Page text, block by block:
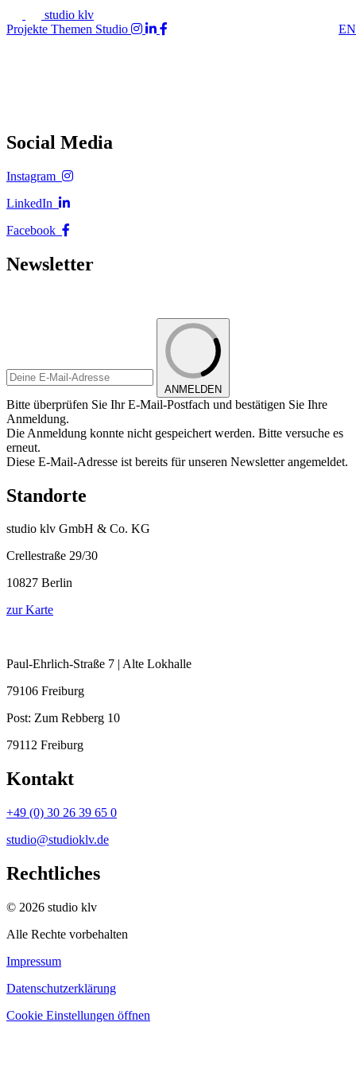
studio klv
Projekte Themen Studio EN
Social Media
Instagram
LinkedIn
Facebook
Newsletter
ANMELDEN
Bitte überprüfen Sie Ihr E-Mail-Postfach und bestätigen Sie Ihre
Anmeldung.
Die Anmeldung konnte nicht gespeichert werden. Bitte versuche es
erneut.
Diese E-Mail-Adresse ist bereits für unseren Newsletter angemeldet.
Standorte
studio klv GmbH & Co. KG
Crellestraße 29/30
10827 Berlin
zur Karte
Paul-Ehrlich-Straße 7 | Alte Lokhalle
79106 Freiburg
Post: Zum Rebberg 10
79112 Freiburg
Kontakt
+49 (0) 30 26 39 65 0
studio@studioklv.de
Rechtliches
© 2026 studio klv
Alle Rechte vorbehalten
Impressum
Datenschutzerklärung
Cookie Einstellungen öffnen